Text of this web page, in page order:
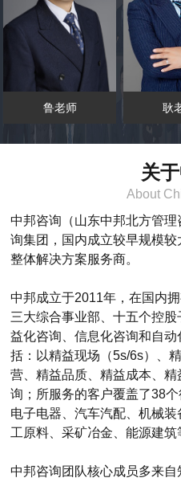
鲁老师 耿
关
About
中邦咨询（山东中邦北方管
询集团，国内成立较早规模
整体解决方案服务商。
中邦成立于2011年，在国内
三大综合事业部、十五个控
益化咨询、信息化咨询和自
括：以精益现场（5s/6s）、
营、精益品质、精益成本、
询；所服务的客户覆盖了38
电子电器、汽车汽配、机械
工原料、采矿冶金、能源建筑
中邦咨询团队核心成员多来